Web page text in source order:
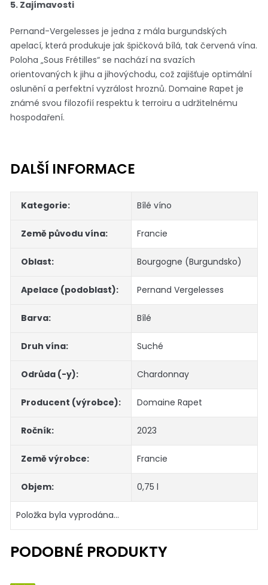
5. Zajímavosti
Pernand-Vergelesses je jedna z mála burgundských
apelací, která produkuje jak špičková bílá, tak červená vína.
Poloha „Sous Frétilles“ se nachází na svazích
orientovaných k jihu a jihovýchodu, což zajišťuje optimální
oslunění a perfektní vyzrálost hroznů. Domaine Rapet je
známé svou filozofií respektu k terroiru a udržitelnému
hospodaření.
DALŠÍ INFORMACE
Kategorie: Bílé víno
Země původu vína: Francie
Oblast: Bourgogne (Burgundsko)
Apelace (podoblast): Pernand Vergelesses
Barva: Bílé
Druh vína: Suché
Odrůda (-y): Chardonnay
Producent (výrobce): Domaine Rapet
Ročník: 2023
Země výrobce: Francie
Objem: 0,75 l
Položka byla vyprodána…